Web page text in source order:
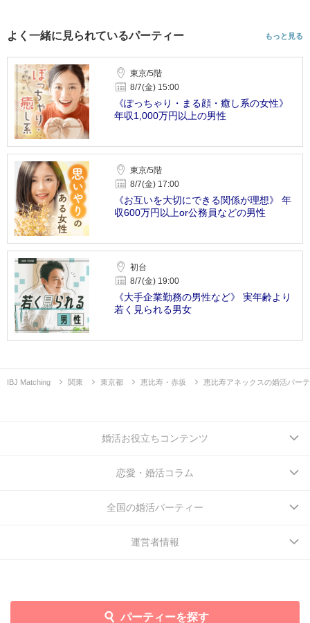
よく一緒に見られているパーティー もっと見る
東京/5階
8/7(金) 15:00
《ぽっちゃり・まる顔・癒し系の女性》
年収1,000万円以上の男性
東京/5階
8/7(金) 17:00
《お互いを大切にできる関係が理想》 年
収600万円以上or公務員などの男性
初台
8/7(金) 19:00
《大手企業勤務の男性など》 実年齢より
若く見られる男女
IBJ Matching 関東 東京都 恵比寿・赤坂 恵比寿アネックスの婚活パー
パーティーを探す
婚活お役立ちコンテンツ
恋愛・婚活コラム
全国の婚活パーティー
運営者情報